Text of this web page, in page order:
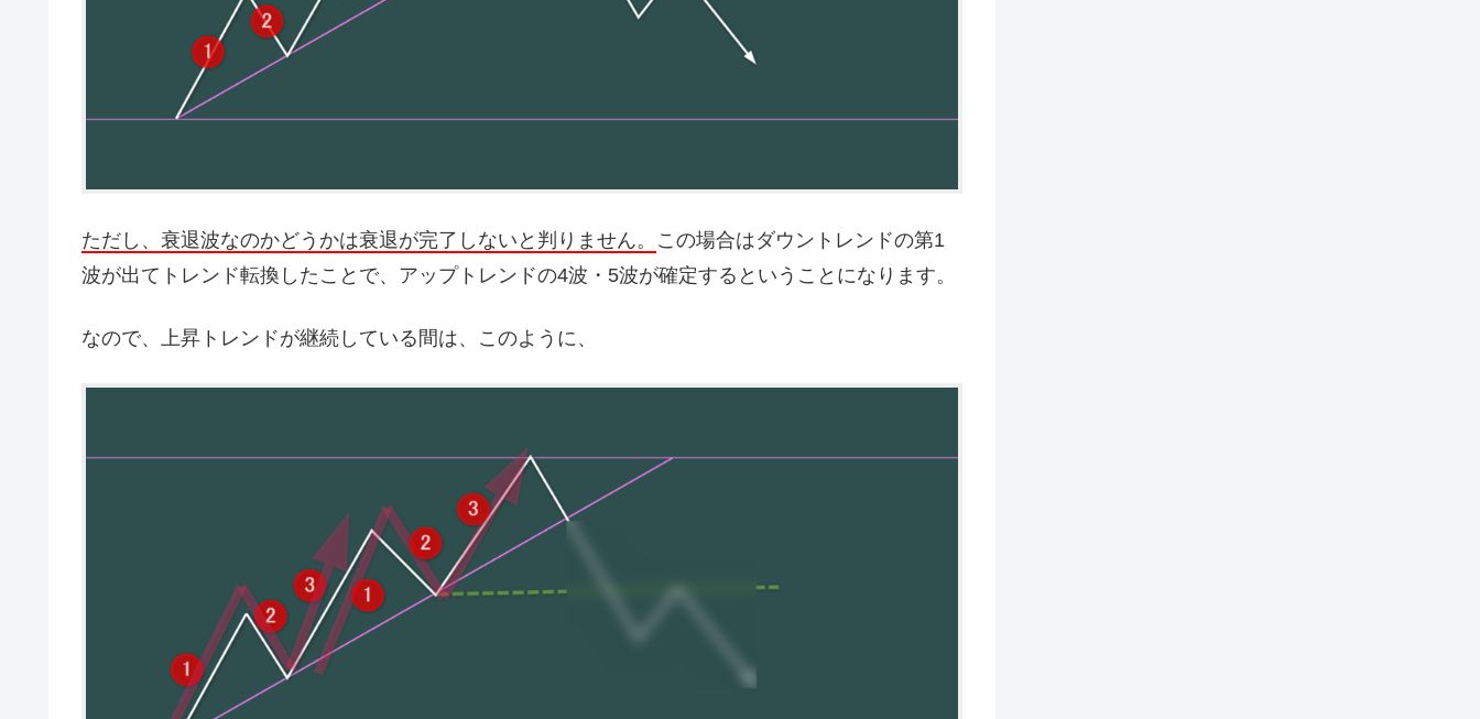
ただし、衰退波なのかどうかは衰退が完了しないと判りません。 この場合はダウントレンドの第1
波が出てトレンド転換したことで、アップトレンドの4波・5波が確定するということになります。
なので、上昇トレンドが継続している間は、このように、